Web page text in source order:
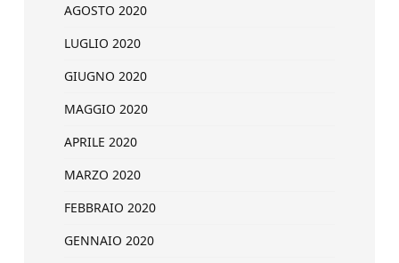
AGOSTO 2020
LUGLIO 2020
GIUGNO 2020
MAGGIO 2020
APRILE 2020
MARZO 2020
FEBBRAIO 2020
GENNAIO 2020